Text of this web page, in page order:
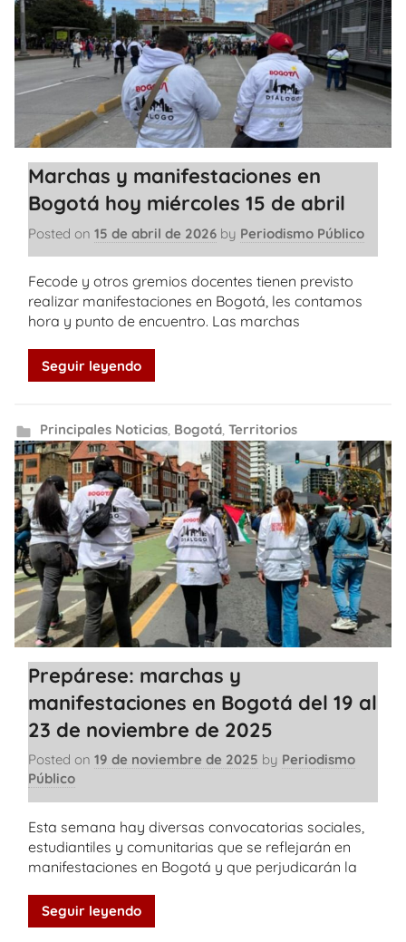
Marchas y manifestaciones en
Bogotá hoy miércoles 15 de abril
Posted on 15 de abril de 2026 by Periodismo Público
Fecode y otros gremios docentes tienen previsto
realizar manifestaciones en Bogotá, les contamos
hora y punto de encuentro. Las marchas
Seguir leyendo
Principales Noticias, Bogotá, Territorios
Prepárese: marchas y
manifestaciones en Bogotá del 19 al
23 de noviembre de 2025
Posted on 19 de noviembre de 2025 by Periodismo
Público
Esta semana hay diversas convocatorias sociales,
estudiantiles y comunitarias que se reflejarán en
manifestaciones en Bogotá y que perjudicarán la
Seguir leyendo